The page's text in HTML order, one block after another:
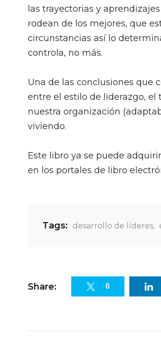
las trayectorias y
rodean de los mejores, que
circunstancias así lo
controla, no más.
Una de las conclusiones que
entre el estilo de liderazgo,
nuestra organización
viviendo.
Este libro ya se puede
en los portales de libro
Tags: desarrollo de líderes,
Share: 0